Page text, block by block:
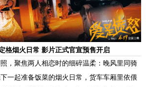
格烟火日常 影片正式官宣预售开启
，聚焦两人相恋时的细碎温柔：晚风里同骑
一起准备饭菜的烟火日常，货车车厢里依偎